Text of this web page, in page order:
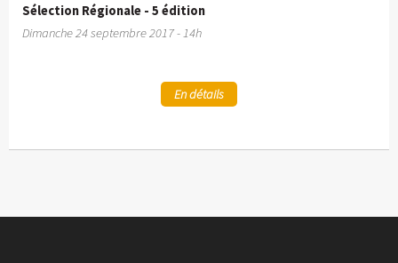
Sélection Régionale - 5 édition
Dimanche 24 septembre 2017 - 14h
En détails